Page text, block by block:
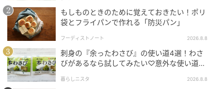
もしものときのために覚えておきたい！ポリ
袋とフライパンで作れる「防災パン」
フーディストノート 2026.8.8
刺身の『余ったわさび』の使い道4選！わさ
びがあるなら試してみたい♡意外な使い道を
暮らしニスタ 2026.8.8